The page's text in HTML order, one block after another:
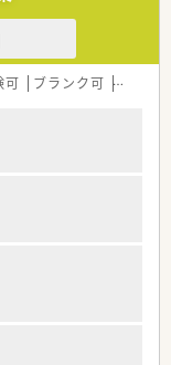
可 ブランク可 車通勤